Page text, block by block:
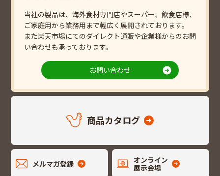
当社の製品は、海外食材専門店やスーパー、飲食店様、
ご家庭用から業務用まで幅広く展開されております。
また楽天市場にてのダイレクト通販や企業様からのお問
い合わせも承っております。
お問い合わせ
商品カタログ
メルマガ登録
オンライン
展示会場